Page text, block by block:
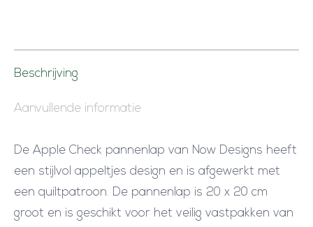
Beschrijving
Aanvullende informatie
De Apple Check pannenlap van Now Designs heeft
een stijlvol appeltjes design en is afgewerkt met
een quiltpatroon. De pannenlap is 20 x 20 cm
groot en is geschikt voor het veilig vastpakken van